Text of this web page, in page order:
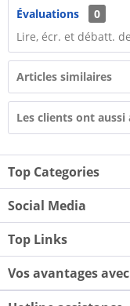
Évaluations
0
Lire, écr. et débatt.
Articles similaires
Les clients ont aussi
Top Categories
Social Media
Top Links
Vos avantages